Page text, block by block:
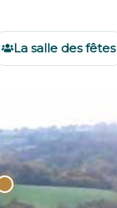
La salle des fêtes